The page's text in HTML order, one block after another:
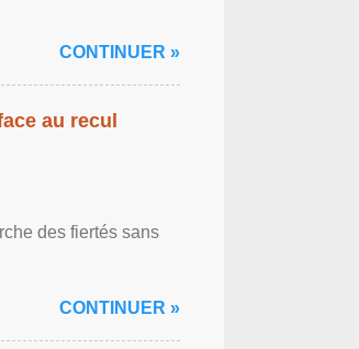
CONTINUER »
au recul
des fiertés sans
CONTINUER »